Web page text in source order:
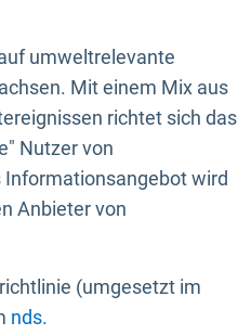
umweltrelevante
Mit einem Mix aus
richtet sich das
Nutzer von
wird
Anbieter von
(umgesetzt im
nds.